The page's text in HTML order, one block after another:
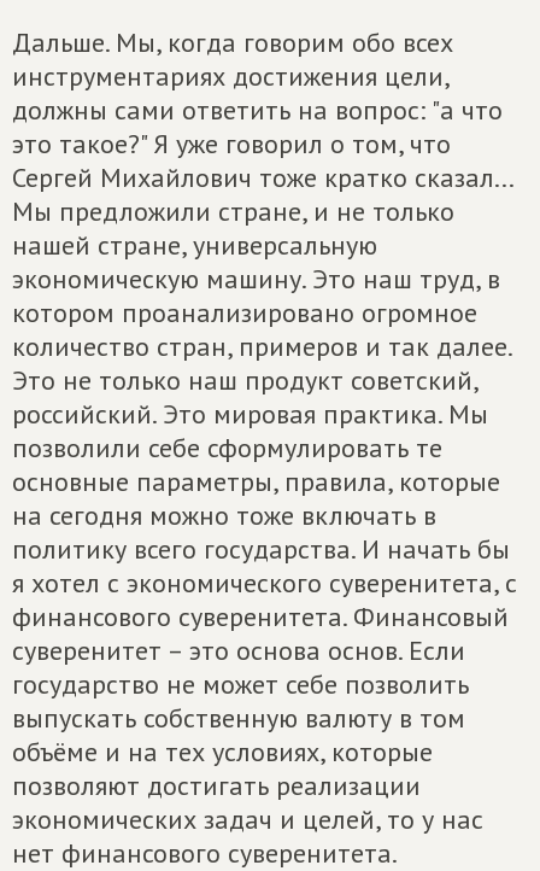
Дальше. Мы, когда говорим обо всех
инструментариях достижения цели,
должны сами ответить на вопрос: "а что
это такое?" Я уже говорил о том, что
Сергей Михайлович тоже кратко сказал...
Мы предложили стране, и не только
нашей стране, универсальную
экономическую машину. Это наш труд, в
котором проанализировано огромное
количество стран, примеров и так далее.
Это не только наш продукт советский,
российский. Это мировая практика. Мы
позволили себе сформулировать те
основные параметры, правила, которые
на сегодня можно тоже включать в
политику всего государства. И начать бы
я хотел с экономического суверенитета, с
финансового суверенитета. Финансовый
суверенитет – это основа основ. Если
государство не может себе позволить
выпускать собственную валюту в том
объёме и на тех условиях, которые
позволяют достигать реализации
экономических задач и целей, то у нас
нет финансового суверенитета.